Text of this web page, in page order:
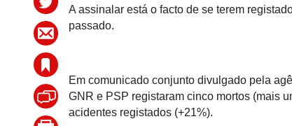
A assinalar está o facto de se terem
passado.
Em comunicado conjunto divulgado pela
GNR e PSP registaram cinco mortos (mais
acidentes registados (+21%).